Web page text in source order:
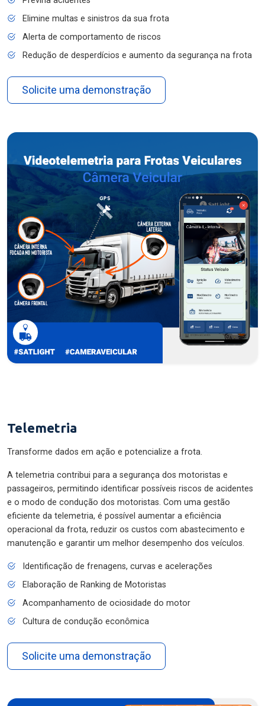
Elimine multas e sinistros da sua frota
Alerta de comportamento de riscos
Redução de desperdícios e aumento da segurança na frota
Solicite uma demonstração
Telemetria
Transforme dados em ação e potencialize a frota.
A telemetria contribui para a segurança dos motoristas e
passageiros, permitindo identificar possíveis riscos de acidentes
e o modo de condução dos motoristas. Com uma gestão
eficiente da telemetria, é possível aumentar a eficiência
operacional da frota, reduzir os custos com abastecimento e
manutenção e garantir um melhor desempenho dos veículos.
Identificação de frenagens, curvas e acelerações
Elaboração de Ranking de Motoristas
Acompanhamento de ociosidade do motor
Cultura de condução econômica
Solicite uma demonstração